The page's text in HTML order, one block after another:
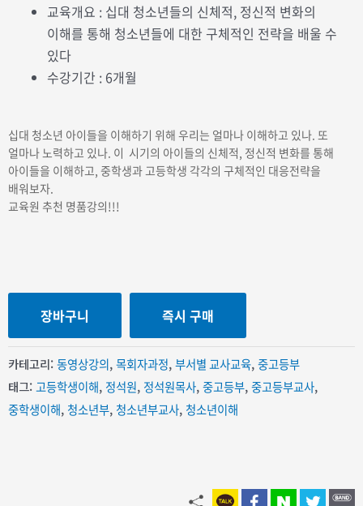
교육개요 : 십대 청소년들의 신체적, 정신적 변화의
이해를 통해 청소년들에 대한 구체적인 전략을 배울 수
있다
수강기간 : 6개월
십대 청소년 아이들을 이해하기 위해 우리는 얼마나 이해하고 있나. 또
얼마나 노력하고 있나. 이 시기의 아이들의 신체적, 정신적 변화를 통해
아이들을 이해하고, 중학생과 고등학생 각각의 구체적인 대응전략을
배워보자.
교육원 추천 명품강의!!!
장바구니 즉시 구매
카테고리:동영상강의,목회자과정,부서별 교사교육,중고등부
태그:고등학생이해, 정석원, 정석원목사,중고등부,중고등부교사,
중학생이해, 청소년부, 청소년부교사, 청소년이해